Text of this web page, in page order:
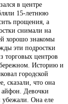
в центре
15-летнюю
прощения, а
снимали на
хорошо знакомы
эти подростки
торговых центров
Историю и
городской
сказали, что она
айфон. Девочки
убежали. Она еле